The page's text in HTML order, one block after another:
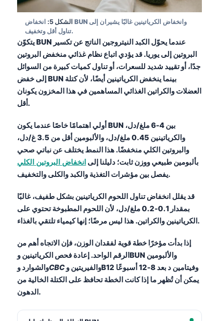
الشكل 5:
انخفاض BUN وانخفاض الكرياتينين غالبًا يشيران إلى
تناول أقل وتخفيف.
يتكوّن BUN عندما يحوّل الكبد النيتروجين الناتج عن تكسير
البروتين إلى يوريا. قد يؤدي اتباع نظام غذائي منخفض البروتين
جدًا، أو تقييد شديد للسعرات، أو تناول كميات كبيرة من السوائل
إلى خفض BUN بينما ينخفض الكرياتينين أيضًا، لأن كتلة
العضلات والكراتين الغذائي المساهمين في هذا المخزون يكونان
أقل.
أولي اهتمامًا خاصًا عندما يكون BUN بين 4-6 ملغ/دل،
والكرياتينين 0.45 ملغ/دل، والألبومين أقل من 3.5 غ/دل،
والبروتين الكلي منخفضًا. هذا النمط يختلف عن نباتي صحي
بألبومين طبيعي ووزن ثابت؛ دليلنا إلى انخفاض البروتين الكلي
يفصل بين مؤشرات التغذية والكبد والكلى والتخفيف.
قد يقلل انخفاض تناول اللحوم الكرياتينين بشكل طفيف، غالبًا
بمقدار 0.1-0.2 ملغ/دل، لأن اللحوم المطبوخة تحتوي على
الكرياتينين والكراتين. هذا ليس مرضًا؛ إنها كيمياء تلتقي بالغذاء.
إذا بدأت مؤخرًا خطة قوية لفقدان الوزن، فإن الاتجاه أهم من
الرقم الواحد. إعادة فحص الكرياتينين وBUN والألبومين
والشوارد وCBCوالفيريتين وB12 وفيتامين د بعد 8-12 أسبوعًا
يمكن أن تُظهر ما إذا كانت الخطة تحافظ على الكتلة الخالية من
الدهون.